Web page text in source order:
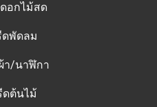
อกไม้สด
พัดลม
า/นาฬิกา
ดต้นไม้